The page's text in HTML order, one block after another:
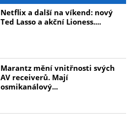
Netflix a další na víkend: nový
Ted Lasso a akční Lioness....
Marantz mění vnitřnosti svých
AV receiverů. Mají
osmikanálový...